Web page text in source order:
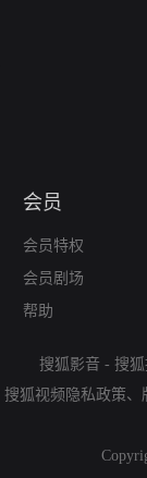
会员
会员特权
会员剧场
帮助
搜狐影音 - 搜
搜狐视频隐私政策、